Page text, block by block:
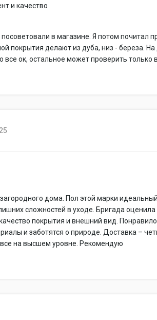
и качество
в магазине. Я потом почитал
покрытия делают из дуба, низ - береза.
все ок, остальное может проверить только
дома. Пол этой марки
сложностей в уходе. Бригада оценила
покрытия и внешний вид.
и заботятся о природе. Доставка –
на высшем уровне. Рекомендую